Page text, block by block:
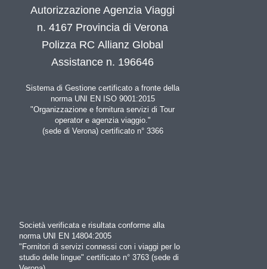
Autorizzazione Agenzia Viaggi
n. 4167 Provincia di Verona
Polizza RC Allianz Global
Assistance n. 196646
Sistema di Gestione certificato a fronte della
norma UNI EN ISO 9001:2015
"Organizzazione e fornitura servizi di Tour
operator e agenzia viaggio."
(sede di Verona) certificato n° 3366
Società verificata e risultata conforme alla
norma UNI EN 14804:2005
"Fornitori di servizi connessi con i viaggi per lo
studio delle lingue" certificato n° 3763 (sede di